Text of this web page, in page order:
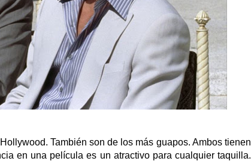
También son de los más guapos. Ambos tienen
en una película es un atractivo para cualquier taquilla.